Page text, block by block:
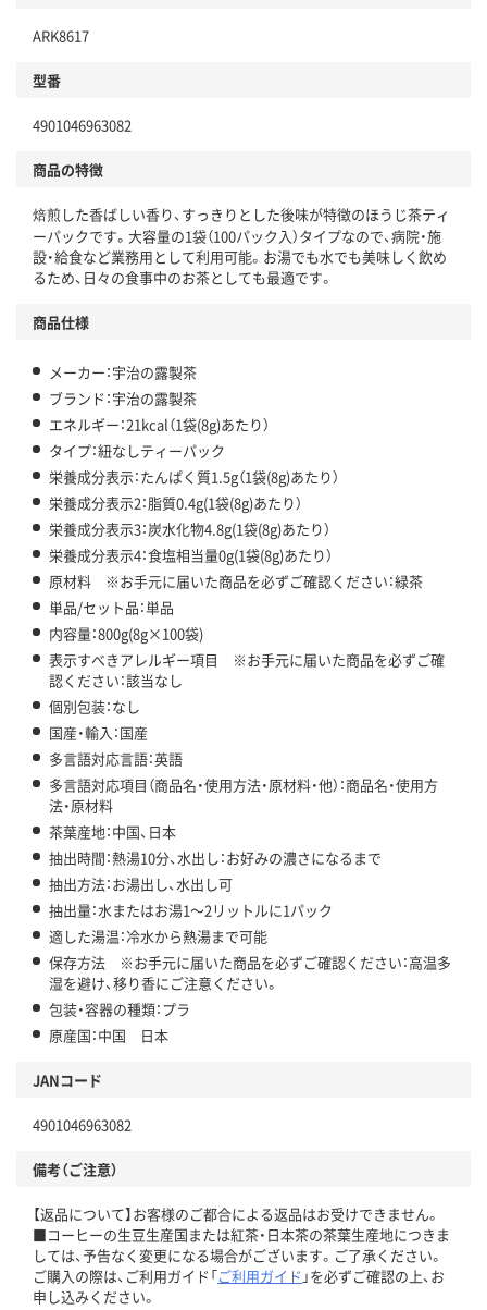
ARK8617
型番
4901046963082
商品の特徴
焙煎した香ばしい香り、すっきりとした後味が特徴のほうじ茶ティ
ーパックです。大容量の1袋（100パック入）タイプなので、病院・施
設・給食など業務用として利用可能。お湯でも水でも美味しく飲め
るため、日々の食事中のお茶としても最適です。
商品仕様
メーカー：宇治の露製茶
ブランド：宇治の露製茶
エネルギー：21kcal（1袋(8g)あたり）
タイプ：紐なしティーパック
栄養成分表示：たんぱく質1.5g（1袋(8g)あたり）
栄養成分表示2：脂質0.4g(1袋(8g)あたり）
栄養成分表示3：炭水化物4.8g(1袋(8g)あたり）
栄養成分表示4：食塩相当量0g(1袋(8g)あたり）
原材料 ※お手元に届いた商品を必ずご確認ください：緑茶
単品/セット品：単品
内容量：800g(8g×100袋)
表示すべきアレルギー項目 ※お手元に届いた商品を必ずご確
認ください：該当なし
個別包装：なし
国産・輸入：国産
多言語対応言語：英語
多言語対応項目（商品名・使用方法・原材料・他）：商品名・使用方
法・原材料
茶葉産地：中国、日本
抽出時間：熱湯10分、水出し：お好みの濃さになるまで
抽出方法：お湯出し、水出し可
抽出量：水またはお湯1～2リットルに1パック
適した湯温：冷水から熱湯まで可能
保存方法 ※お手元に届いた商品を必ずご確認ください：高温多
湿を避け、移り香にご注意ください。
包装・容器の種類：プラ
原産国：中国 日本
JANコード
4901046963082
備考（ご注意）
【返品について】お客様のご都合による返品はお受けできません。
■コーヒーの生豆生産国または紅茶・日本茶の茶葉生産地につきま
しては、予告なく変更になる場合がございます。ご了承ください。
ご購入の際は、ご利用ガイド「ご利用ガイド 」を必ずご確認の上、お
申し込みください。